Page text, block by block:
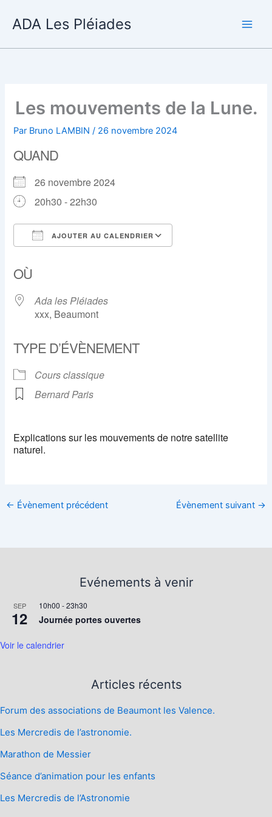
ADA Les Pléiades
Les mouvements de la Lune.
Par Bruno LAMBIN/ 26 novembre 2024
QUAND
26 novembre 2024
20h30 - 22h30
AJOUTER AU CALENDRIER
OÙ
Ada les Pléiades
xxx, Beaumont
TYPE D’ÉVÈNEMENT
Cours classique
Bernard Paris
Explications sur les mouvements de notre satellite
naturel.
← Évènement précédent Évènement suivant →
Evénements à venir
SEP
12
10h00 -23h30
Journée portes ouvertes
Voir le calendrier
Articles récents
Forum des associations de Beaumont les Valence.
Les Mercredis de l’astronomie.
Marathon de Messier
Séance d’animation pour les enfants
Les Mercredis de l’Astronomie